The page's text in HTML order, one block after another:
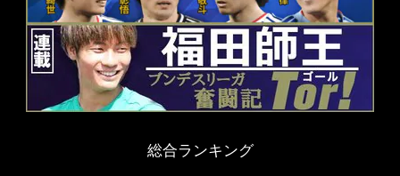
総合ランキング